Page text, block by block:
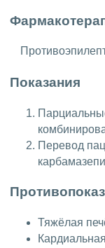
Показания
Перевод
Тяжёлая